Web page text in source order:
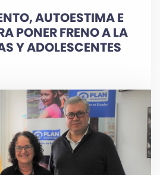
AUTOESTIMA E
PONER FRENO A LA
Y ADOLESCENTES